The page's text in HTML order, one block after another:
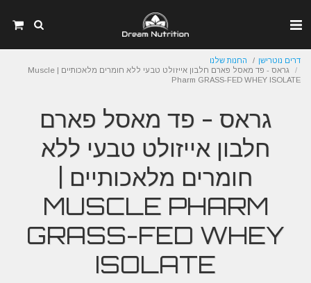
דרים נוטרישן
החנות שלנו
גראס - פד מאסל פארם חלבון אייזולט טבעי ללא חומרים מלאכותיים | Muscle
Pharm GRASS-FED WHEY ISOLATE
גראס - פד מאסל פארם
חלבון אייזולט טבעי ללא
חומרים מלאכותיים |
MUSCLE PHARM
GRASS-FED WHEY
ISOLATE